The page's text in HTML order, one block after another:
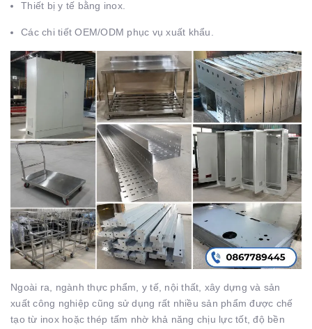
Thiết bị y tế bằng inox.
Các chi tiết OEM/ODM phục vụ xuất khẩu.
Ngoài ra, ngành thực phẩm, y tế, nội thất, xây dựng và sản
xuất công nghiệp cũng sử dụng rất nhiều sản phẩm được chế
tạo từ inox hoặc thép tấm nhờ khả năng chịu lực tốt, độ bền